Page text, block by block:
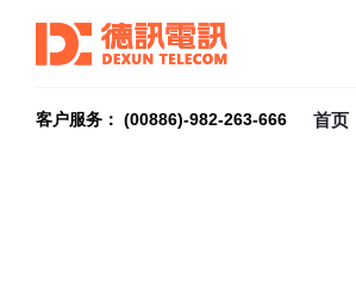
客户服务： (00886)-982-263-666 首页